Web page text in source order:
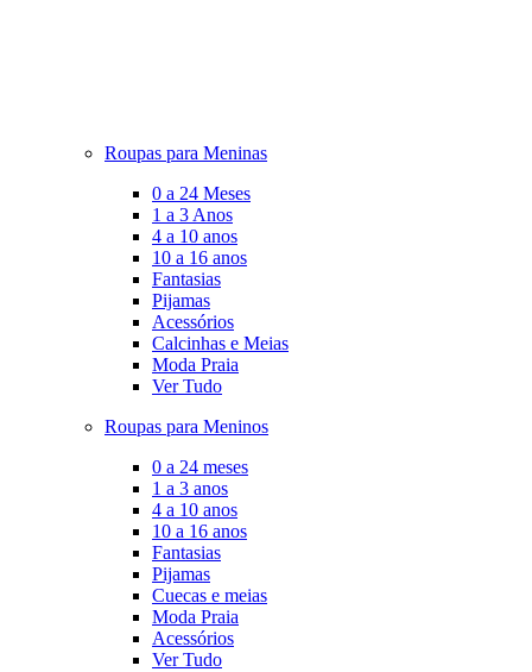
Roupas para Meninas
0 a 24 Meses
1 a 3 Anos
4 a 10 anos
10 a 16 anos
Fantasias
Pijamas
Acessórios
Calcinhas e Meias
Moda Praia
Ver Tudo
Roupas para Meninos
0 a 24 meses
1 a 3 anos
4 a 10 anos
10 a 16 anos
Fantasias
Pijamas
Cuecas e meias
Moda Praia
Acessórios
Ver Tudo